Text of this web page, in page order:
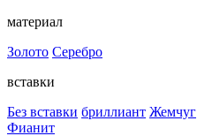
материал
Золото Серебро
вставки
Без вставки бриллиант Жемчуг
Фианит